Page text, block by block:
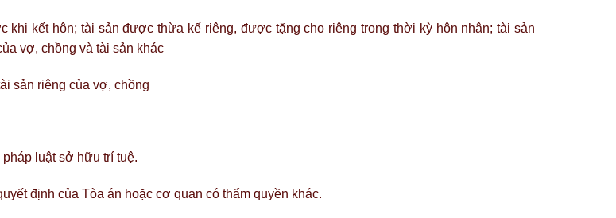
kết hôn; tài sản được thừa kế riêng, được tặng cho riêng trong thời kỳ hôn nhân; tài sản
vợ, chồng và tài sản khác
sản riêng của vợ, chồng
luật sở hữu trí tuệ.
định của Tòa án hoặc cơ quan có thẩm quyền khác.